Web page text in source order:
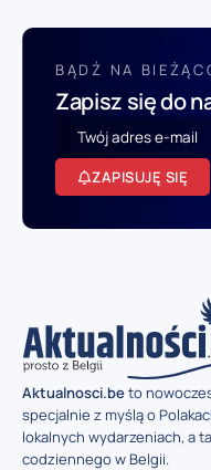
BĄDŹ NA
Zapisz się do
ZAPISUJĘ SIĘ
Aktualnosci.beto
specjalnie z myślą o
lokalnych wydarzeniach, a
codziennego w Belgii.